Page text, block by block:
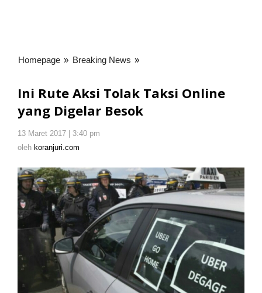
Homepage » Breaking News »
Tolak
Taksi
Ini Rute Aksi Tolak Taksi Online
yang Digelar Besok
13 Maret 2017 | 3:40 pm
oleh koranjuri.com